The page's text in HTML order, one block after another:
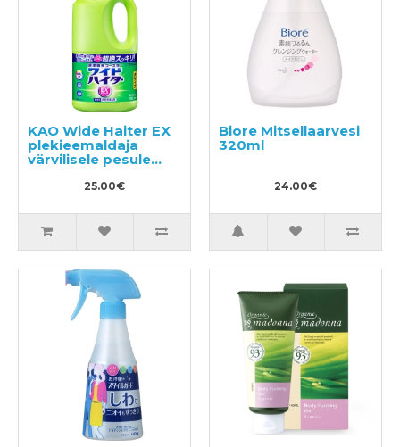
KAO Wide Haiter EX
plekieemaldaja
värvilisele pesule
25.00€
Biore Mitsellaarvesi
320ml
24.00€